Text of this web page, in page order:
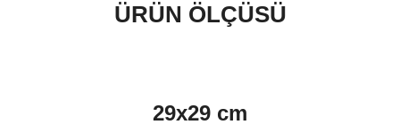
ÜRÜN ÖLÇÜSÜ
29x29 cm